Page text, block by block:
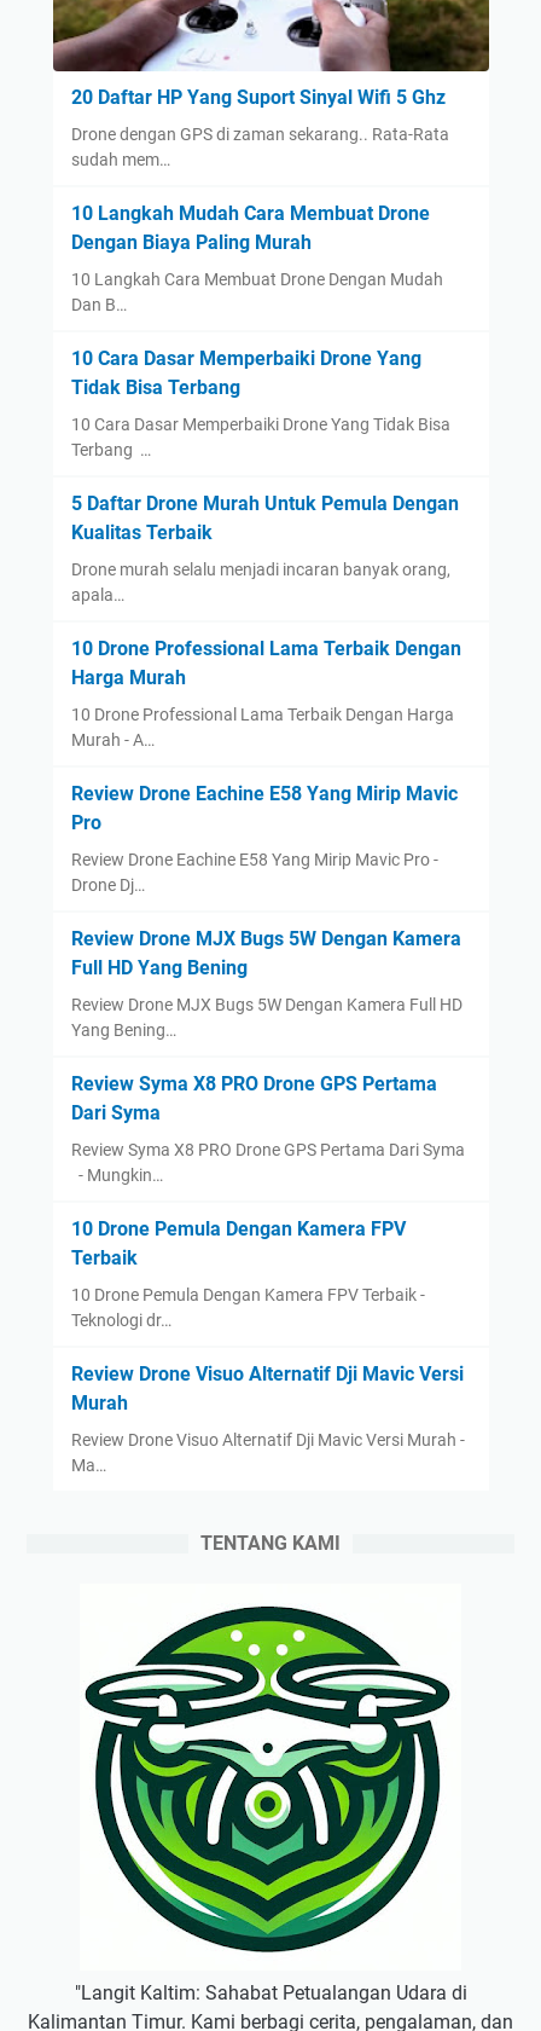
20 Daftar HP Yang Suport Sinyal Wifi 5 Ghz
Drone dengan GPS di zaman sekarang.. Rata-Rata
sudah mem…
10 Langkah Mudah Cara Membuat Drone
Dengan Biaya Paling Murah
10 Langkah Cara Membuat Drone Dengan Mudah
Dan B…
10 Cara Dasar Memperbaiki Drone Yang
Tidak Bisa Terbang
10 Cara Dasar Memperbaiki Drone Yang Tidak Bisa
Terbang …
5 Daftar Drone Murah Untuk Pemula Dengan
Kualitas Terbaik
Drone murah selalu menjadi incaran banyak orang,
apala…
10 Drone Professional Lama Terbaik Dengan
Harga Murah
10 Drone Professional Lama Terbaik Dengan Harga
Murah - A…
Review Drone Eachine E58 Yang Mirip Mavic
Pro
Review Drone Eachine E58 Yang Mirip Mavic Pro -
Drone Dj…
Review Drone MJX Bugs 5W Dengan Kamera
Full HD Yang Bening
Review Drone MJX Bugs 5W Dengan Kamera Full HD
Yang Bening…
Review Syma X8 PRO Drone GPS Pertama
Dari Syma
Review Syma X8 PRO Drone GPS Pertama Dari Syma
- Mungkin…
10 Drone Pemula Dengan Kamera FPV
Terbaik
10 Drone Pemula Dengan Kamera FPV Terbaik -
Teknologi dr…
Review Drone Visuo Alternatif Dji Mavic Versi
Murah
Review Drone Visuo Alternatif Dji Mavic Versi Murah -
Ma…
TENTANG KAMI
"Langit Kaltim: Sahabat Petualangan Udara di
Kalimantan Timur. Kami berbagi cerita, pengalaman, dan